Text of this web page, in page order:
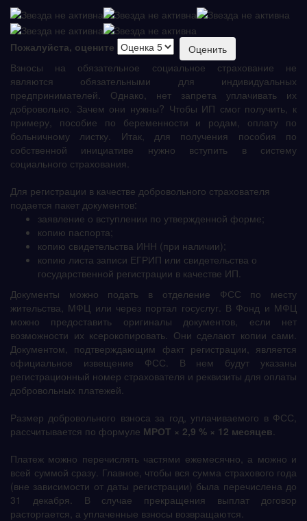
Пожалуйста, оцените
Взносы на обязательное социальное страхование не
являются обязательными для индивидуальных
предпринимателей. Однако, нет запрета уплачивать их
добровольно. Зачем они нужны? Чтобы ИП смог получить, к
примеру, пособие по беременности и родам, оплату по
больничному листку. Итак, для получения пособия по
собственной инициативе нужно вступить в систему
социального страхования.
Для регистрации в качестве добровольного страхователя
подается пакет документов:
заявление о вступлении по утвержденной форме;
копию паспорта;
копию свидетельства ИНН (при наличии);
копию листа записи ЕГРИП или свидетельства о
государственной регистрации в качестве ИП.
Документы можно подать в отделение ФСС по месту
жительства, МФЦ или через портал госуслуг. В Фонд и МФЦ
можно предоставить оригиналы документов, если нет
возможности их ксерокопировать. Они сделают копии сами.
Документом, подтверждающим факт регистрации, является
официальное извещение ФСС. В нем будут указаны
регистрационный номер страхователя и реквизиты для оплаты
добровольных платежей.
Размер добровольного взноса за год, уплачиваемого в ФСС,
рассчитывается по формуле МРОТ × 2,9 % × 12 месяцев
Платеж можно перечислять частями ежемесячно, а можно и
всей суммой сразу. Главное, чтобы вся сумма страхового года
(вне зависимости от даты регистрации) была перечислена до
31 декабря. В случае прекращения выплат договор
расторгается, а уплаченные взносы возвращаются.